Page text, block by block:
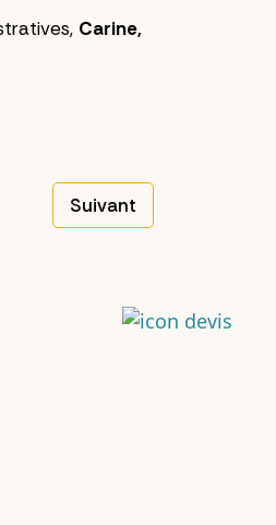
Carine,
Article suivant :
Suivant